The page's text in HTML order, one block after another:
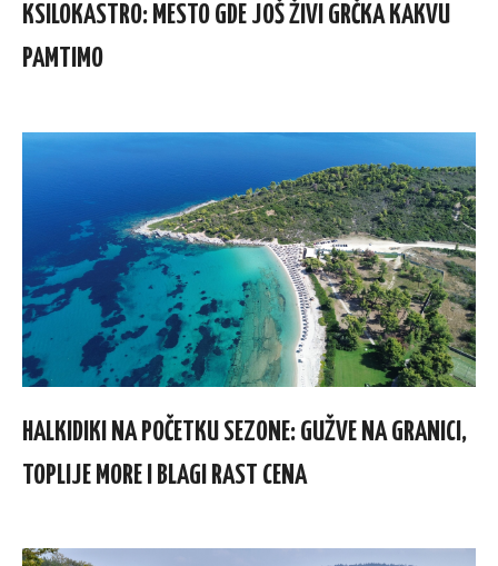
KSILOKASTRO: MESTO GDE JOŠ ŽIVI GRČKA KAKVU
PAMTIMO
HALKIDIKI NA POČETKU SEZONE: GUŽVE NA GRANICI,
TOPLIJE MORE I BLAGI RAST CENA